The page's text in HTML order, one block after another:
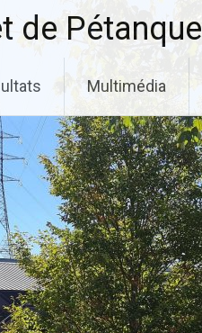
de Pétanque
Multimédia